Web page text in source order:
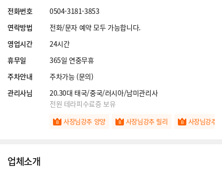
전화번호
0504-3181-3853
연락방법
전화/문자 예약 모두 가능합니다.
영업시간
24시간
휴무일
365일 연중무휴
주차안내
주차가능 (문의)
관리사님
20.30대 태국/중국/러시아/남미관리사
전원 테라피수료증 보유
사장님강추 양양 사장님강추 릴리 사장님강추
업체소개